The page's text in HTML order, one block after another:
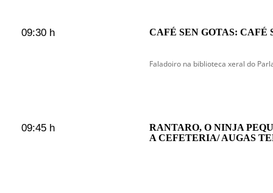
09:30 h CAFÉ SEN GOTAS: CAFÉ
Faladoiro na biblioteca xeral do
09:45 h
RANTARO, O NINJA
A CEFETERIA/ AUGAS